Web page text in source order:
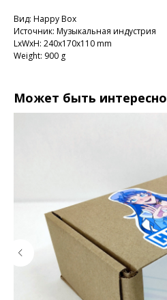
Вид: Happy Box
Источник: Музыкальная индустрия
LxWxH: 240x170x110 mm
Weight: 900 g
Может быть интересно